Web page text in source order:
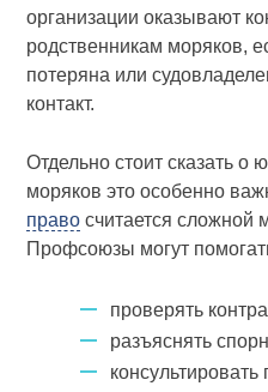
организации оказывают
родственникам моряков,
потеряна или
контакт.
Отдельно стоит сказать
моряков это особенно
право считается сложной
Профсоюзы могут
проверять
разъяснять